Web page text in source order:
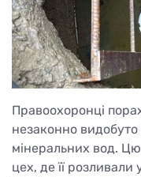
Правоохоронці
незаконно видобуто
мінеральних вод.
цех, де її